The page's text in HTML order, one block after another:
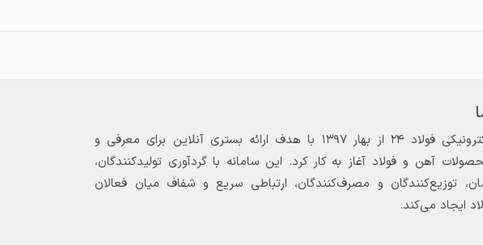
بازارگاه الکترونیکی فولاد ۲۴ از بهار ۱۳۹۷ با هدف ارائه بستری آنلاین برای معرفی و
آهن و فولاد آغاز به کار کرد. این سامانه با گردآوری تولیدکنندگان،
توزیع‌کنندگان و مصرف‌کنندگان، ارتباطی سریع و شفاف میان فعالان
ایجاد می‌کند.